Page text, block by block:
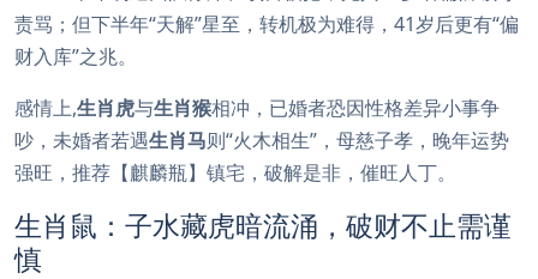
责骂；但下半年“天解”星至，转机极为难得，41岁后更有“偏
财入库”之兆。
感情上,生肖虎与生肖猴相冲，已婚者恐因性格差异小事争
吵，未婚者若遇生肖马则“火木相生”，母慈子孝，晚年运势
强旺，推荐【麒麟瓶】镇宅，破解是非，催旺人丁。
生肖鼠：子水藏虎暗流涌，破财不止需谨
慎